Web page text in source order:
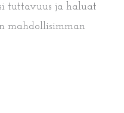
tuttavuus ja haluat
mahdollisimman